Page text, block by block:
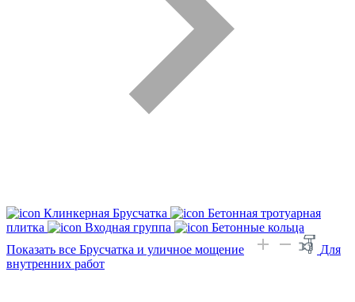
Клинкерная Брусчатка
Бетонная тротуарная
плитка
Входная группа
Бетонные кольца
Показать все Брусчатка и уличное мощение
Для
внутренних работ